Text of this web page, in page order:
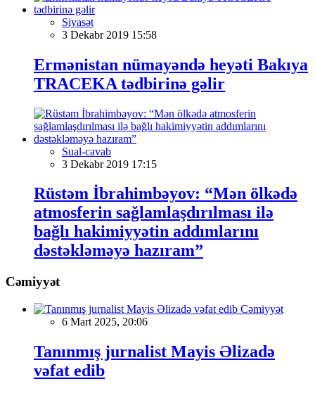
Siyasət
3 Dekabr 2019 15:58
Ermənistan nümayəndə heyəti Bakıya
TRACEKA tədbirinə gəlir
Sual-cavab
3 Dekabr 2019 17:15
Rüstəm İbrahimbəyov: “Mən ölkədə
atmosferin sağlamlaşdırılması ilə
bağlı hakimiyyətin addımlarını
dəstəkləməyə hazıram”
Cəmiyyət
Cəmiyyət
6 Mart 2025, 20:06
Tanınmış jurnalist Mayis Əlizadə
vəfat edib